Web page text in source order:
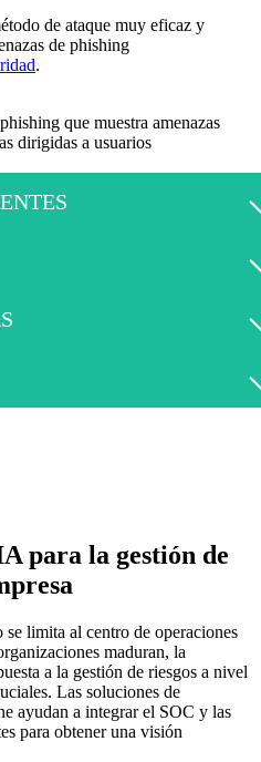
de ataque muy eficaz y
de phishing
.
para la gestión de
limita al centro de operaciones
maduran, la
a la gestión de riesgos a nivel
Las soluciones de
ayudan a integrar el SOC y las
para obtener una visión